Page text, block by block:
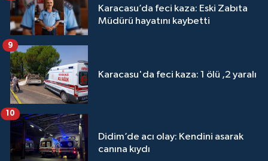
Karacasu’da feci kaza: Eski Zabıta
Müdürü hayatını kaybetti
Karacasu'da feci kaza: 1 ölü ,2 yaralı
9
Didim’de acı olay: Kendini asarak
canına kıydı
10